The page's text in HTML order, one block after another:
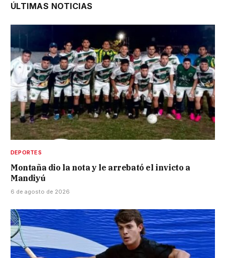
ÚLTIMAS NOTICIAS
DEPORTES
Montaña dio la nota y le arrebató el invicto a
Mandiyú
6 de agosto de 2026